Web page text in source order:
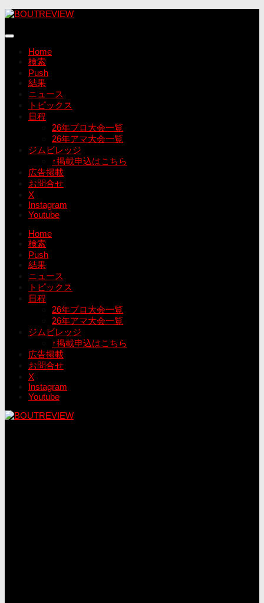
コ
テ
Home
検索
Push
結果
ニュース
トピックス
日程
26年プロ大会一覧
26年アマ大会一覧
ジムビレッジ
↑掲載申込はこちら
広告掲載
お問合せ
X
Instagram
Youtube
Home
検索
Push
結果
ニュース
トピックス
日程
26年プロ大会一覧
26年アマ大会一覧
ジムビレッジ
↑掲載申込はこちら
広告掲載
お問合せ
X
Instagram
Youtube